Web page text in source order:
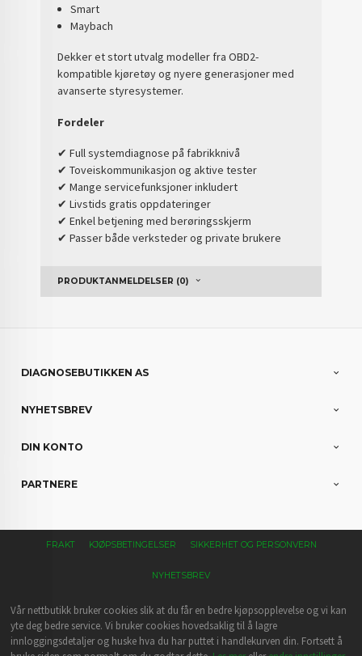
Smart
Maybach
Dekker et stort utvalg modeller fra OBD2-
kompatible kjøretøy og nyere generasjoner med
avanserte styresystemer.
Fordeler
✔ Full systemdiagnose på fabrikknivå
✔ Toveiskommunikasjon og aktive tester
✔ Mange servicefunksjoner inkludert
✔ Livstids gratis oppdateringer
✔ Enkel betjening med berøringsskjerm
✔ Passer både verksteder og private brukere
PRODUKTANMELDELSER (0)
DIAGNOSEBUTIKKEN AS
NYHETSBREV
DIN KONTO
PARTNERE
FRAKT KJØPSBETINGELSER SIKKERHET OG PERSONVERN
NYHETSBREV
Vår nettbutikk bruker cookies slik at du får en bedre kjøpsopplevelse og vi kan
yte deg bedre service. Vi bruker cookies hovedsaklig til å lagre
innloggingsdetaljer og huske hva du har puttet i handlekurven din. Fortsett å